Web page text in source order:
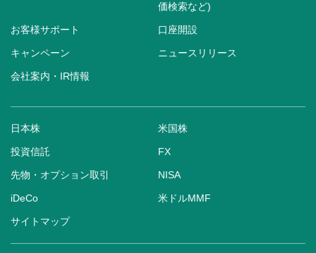
価検索など)
お客様サポート 口座開設
キャンペーン ニュースリリース
会社案内・IR情報
日本株 米国株
投資信託 FX
先物・オプション取引 NISA
iDeCo 米ドルMMF
サイトマップ